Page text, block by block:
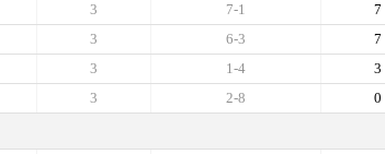
7
7-1
3
7
6-3
3
3
1-4
3
0
2-8
3